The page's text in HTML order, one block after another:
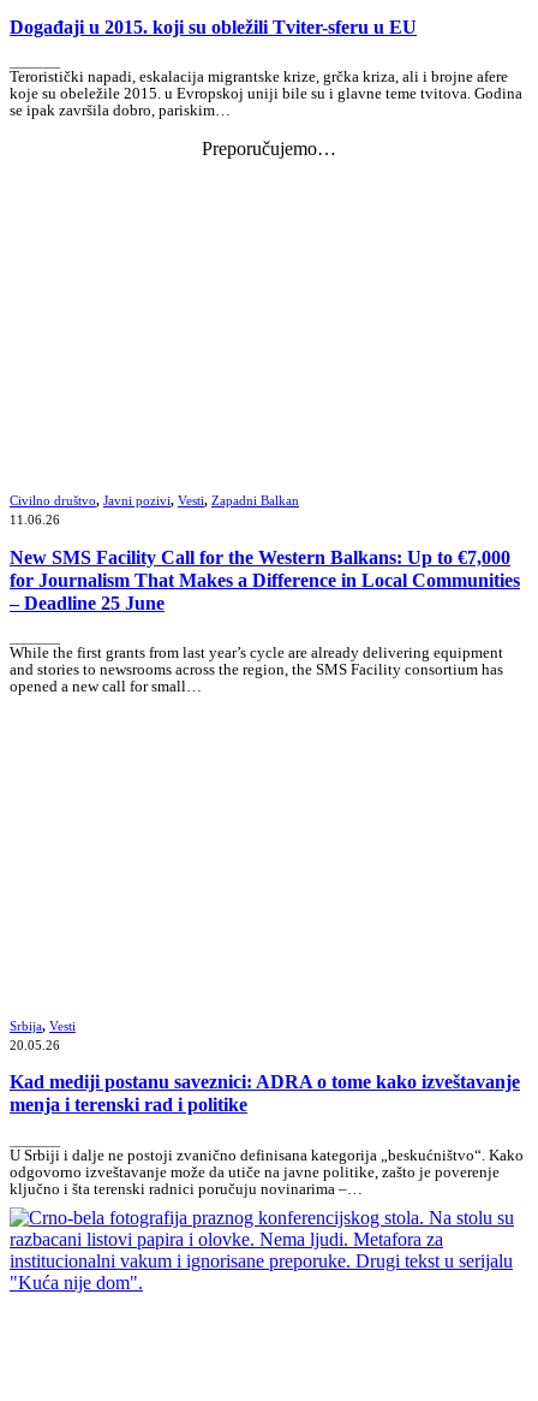
Događaji u 2015. koji su obležili Tviter-sferu u EU
Teroristički napadi, eskalacija migrantske krize, grčka kriza, ali i brojne afere
koje su obeležile 2015. u Evropskoj uniji bile su i glavne teme tvitova. Godina
se ipak završila dobro, pariskim…
Preporučujemo…
Civilno društvo, Javni pozivi, Vesti, Zapadni Balkan
11.06.26
New SMS Facility Call for the Western Balkans: Up to €7,000
for Journalism That Makes a Difference in Local Communities
– Deadline 25 June
While the first grants from last year’s cycle are already delivering equipment
and stories to newsrooms across the region, the SMS Facility consortium has
opened a new call for small…
Srbija, Vesti
20.05.26
Kad mediji postanu saveznici: ADRA o tome kako izveštavanje
menja i terenski rad i politike
U Srbiji i dalje ne postoji zvanično definisana kategorija „beskućništvo“. Kako
odgovorno izveštavanje može da utiče na javne politike, zašto je poverenje
ključno i šta terenski radnici poručuju novinarima –…